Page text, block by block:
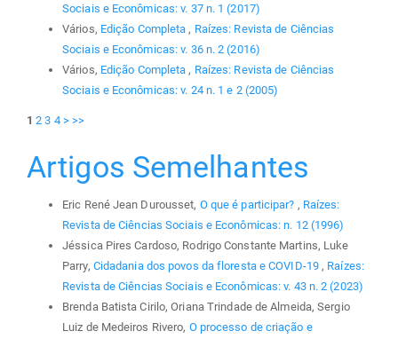
Sociais e Econômicas: v. 37 n. 1 (2017)
Vários, Edição Completa , Raízes: Revista de Ciências
Sociais e Econômicas: v. 36 n. 2 (2016)
Vários, Edição Completa , Raízes: Revista de Ciências
Sociais e Econômicas: v. 24 n. 1 e 2 (2005)
1 2 3 4 > >>
Artigos Semelhantes
Eric René Jean Durousset, O que é participar? , Raízes:
Revista de Ciências Sociais e Econômicas: n. 12 (1996)
Jéssica Pires Cardoso, Rodrigo Constante Martins, Luke
Parry, Cidadania dos povos da floresta e COVID-19 , Raízes:
Revista de Ciências Sociais e Econômicas: v. 43 n. 2 (2023)
Brenda Batista Cirilo, Oriana Trindade de Almeida, Sergio
Luiz de Medeiros Rivero, O processo de criação e